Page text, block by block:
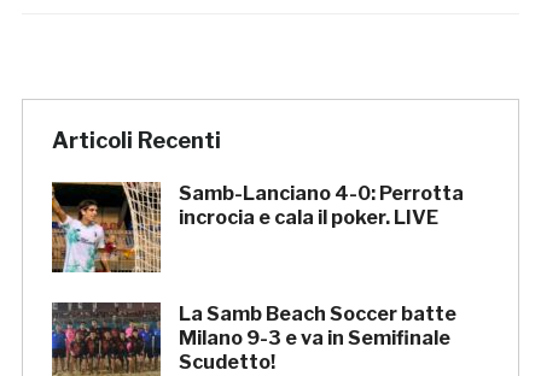
Articoli Recenti
Samb-Lanciano 4-0: Perrotta
incrocia e cala il poker. LIVE
La Samb Beach Soccer batte
Milano 9-3 e va in Semifinale
Scudetto!